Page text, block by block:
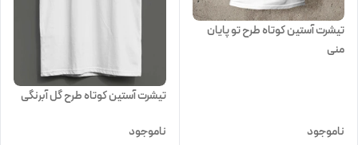
تیشرت آستین کوتاه طرح تو پایان
منی
ناموجود
تیشرت آستین کوتاه طرح گل آبرنگی
ناموجود